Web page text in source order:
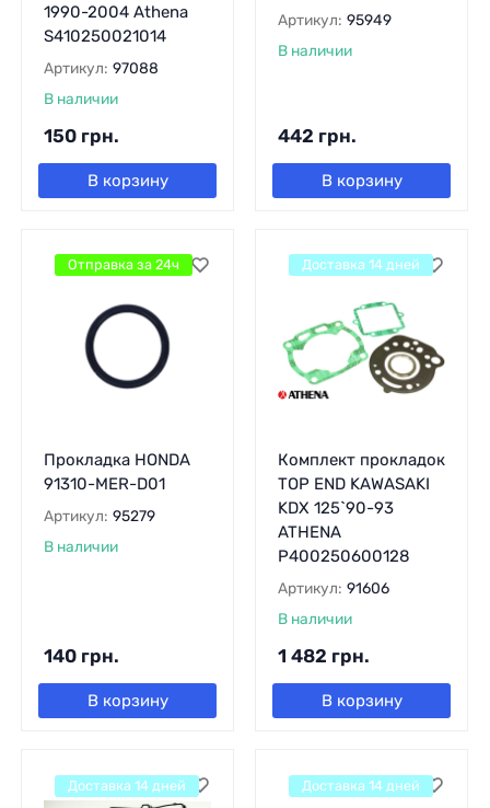
1990-2004 Athena
S410250021014
Артикул: 97088
В наличии
150 грн.
В корзину
Артикул: 95949
В наличии
442 грн.
В корзину
Прокладка HONDA
91310-MER-D01
Артикул: 95279
В наличии
140 грн.
В корзину
Отправка за 24ч
Комплект прокладок
TOP END KAWASAKI
KDX 125`90-93
ATHENA
P400250600128
Артикул: 91606
В наличии
1 482 грн.
В корзину
Доставка 14 дней
Доставка 14 дней Доставка 14 дней